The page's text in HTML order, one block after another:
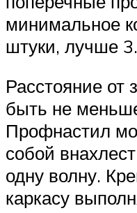
минимальное
штуки, лучше 3.
Расстояние от
быть не
Профнастил
собой
одну волну.
каркасу